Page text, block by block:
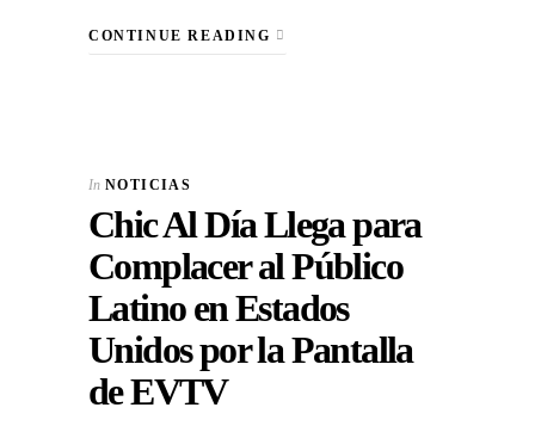
CONTINUE READING
In NOTICIAS
Chic Al Día Llega para
Complacer al Público
Latino en Estados
Unidos por la Pantalla
de EVTV